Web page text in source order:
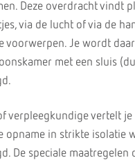
Deze overdracht vindt
via de lucht of via de
voorwerpen. Je wordt
met een sluis
verpleegkundige vertelt
opname in strikte isolatie
De speciale maatregelen